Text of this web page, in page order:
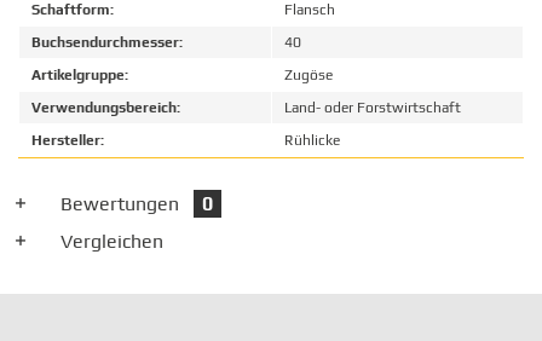
Schaftform:
Flansch
Buchsendurchmesser:
40
Artikelgruppe:
Zugöse
Verwendungsbereich:
Land- oder Forstwirtschaft
Hersteller:
Rühlicke
Bewertungen
0
Vergleichen